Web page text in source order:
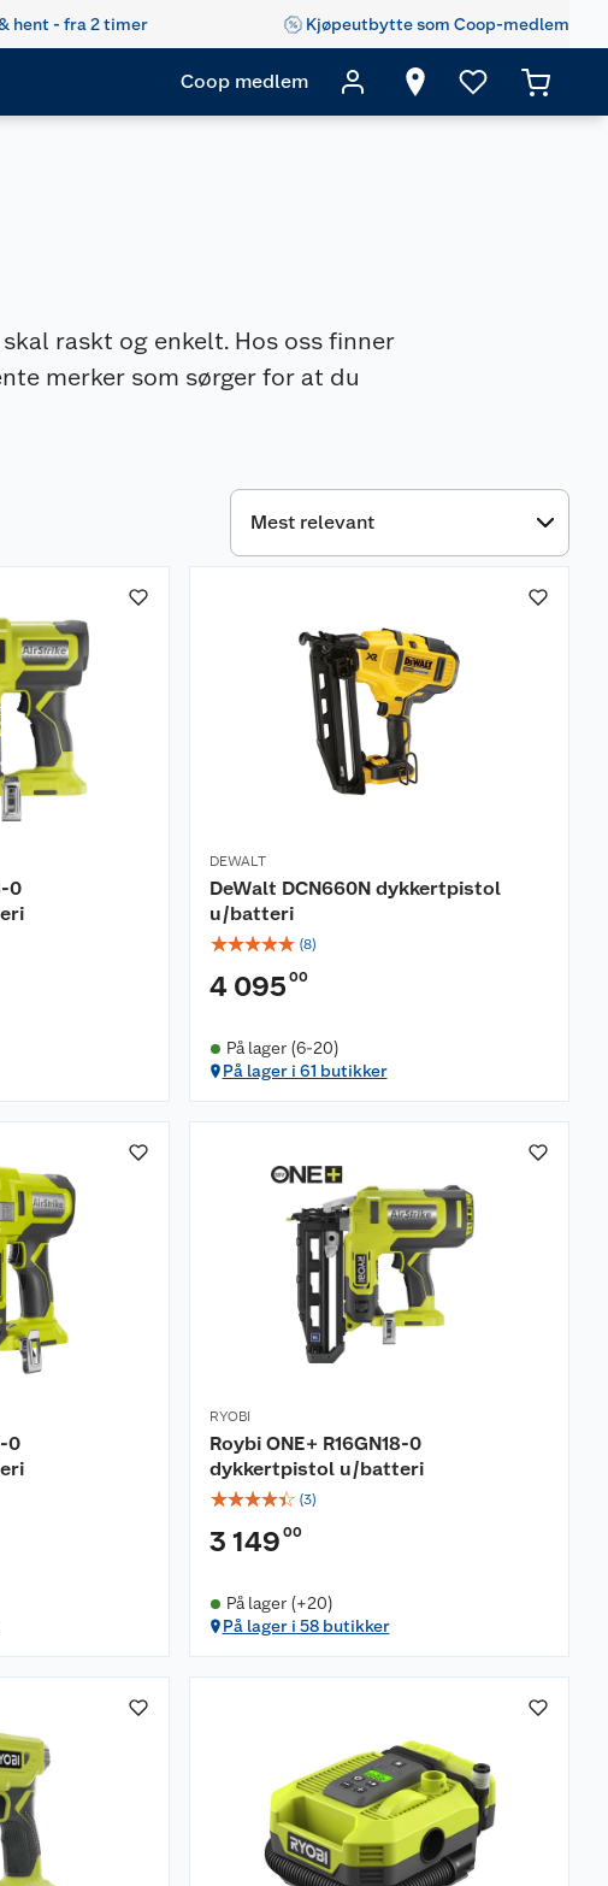
hent - fra 2 timer Kjøpeutbytte som Coop-medlem
Coop medlem
raskt og enkelt. Hos oss finner
merker som sørger for at du
0
DEWALT
DeWalt DCN660N dykkertpistol
u/batteri
☆☆☆☆☆ (8)
4 095 00
På lager (6-20)
På lager i 61 butikker
0
RYOBI
Roybi ONE+ R16GN18-0
dykkertpistol u/batteri
☆☆☆☆☆ (3)
3 149 00
På lager (+20)
På lager i 58 butikker